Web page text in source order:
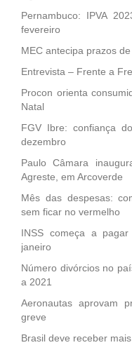
Pernambuco: IPVA
fevereiro
MEC antecipa prazos
Entrevista – Frente a
Procon orienta
Natal
FGV Ibre: confiança
dezembro
Paulo Câmara
Agreste, em Arcoverde
Mês das despesas:
sem ficar no vermelho
INSS começa a
janeiro
Número divórcios no
a 2021
Aeronautas aprovam
greve
Brasil deve receber